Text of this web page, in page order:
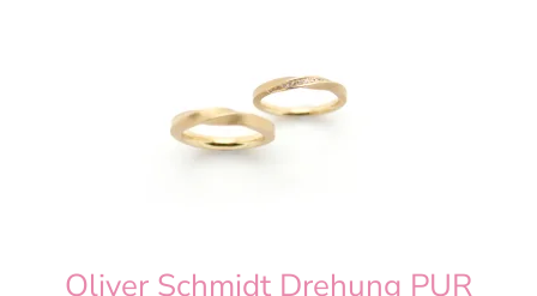
Oliver Schmidt Drehung PUR